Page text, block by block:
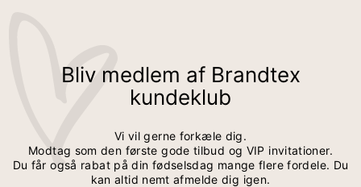
Nederdel - Sort - Smockdetalje
Nederdel - Koral - Paisleyprint
Knælang Nederdel - Blå - Mønstret
Nederdel - Sort - Med Slids
Nederdel - Blå - Smockdetalje
Knælang Nederdel - Blå - Bindebånd
Denim Nederdel - Blå - Front Slids
Nederdel - Navy - Bindebånd
Bliv medlem af Brandtex
kundeklub
Vi vil gerne forkæle dig.
Modtag som den første gode tilbud og VIP invitationer.
Du får også rabat på din fødselsdag mange flere fordele. Du
kan altid nemt afmelde dig igen.